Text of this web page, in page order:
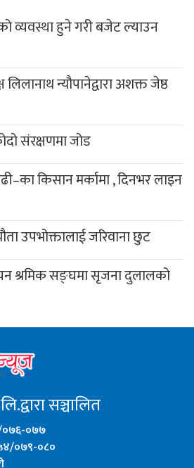
व्यवस्था हुने गरी बजेट ल्याउन
न्यौपानेद्वारा अशक्त जेष्ठ
संरक्षणमा जोड
किसान मर्कामा , दिनभर लाइन
उपभोक्तालाई जरिवाना छुट
श्रमिक सङ्घमा सृजना दुलालको
सञ्चालित
०७७
०७९-०८०